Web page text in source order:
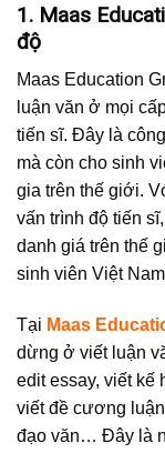
1. Maas
độ
Maas Education
luận văn ở mọi
tiến sĩ. Đây là
mà còn cho sinh
gia trên thế giới.
vấn trình độ tiến
danh giá trên thế
sinh viên Việt
Tại Maas
dừng ở viết luận
edit essay, viết kế
viết đề cương
đạo văn… Đây là